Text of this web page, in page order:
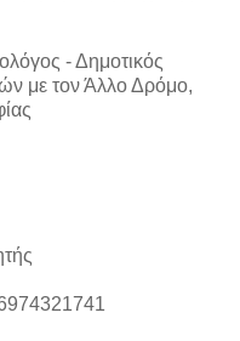
- Δημοτικός
με τον Άλλο Δρόμο,